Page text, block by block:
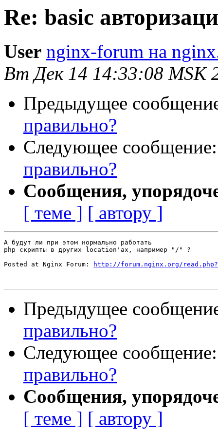
Re: basic
User nginx-forum на
Вт Дек 14 14:33:08 MSK
Предыдущее
правильно?
Следующее
правильно?
Сообщения,
[ теме ] [ автору ]
А будут ли при этом нормально работать
php скрипты в других location'ах, например "/" ?
Posted at Nginx Forum:
http://forum.nginx.org/
Предыдущее
правильно?
Следующее
правильно?
Сообщения,
[ теме ] [ автору ]